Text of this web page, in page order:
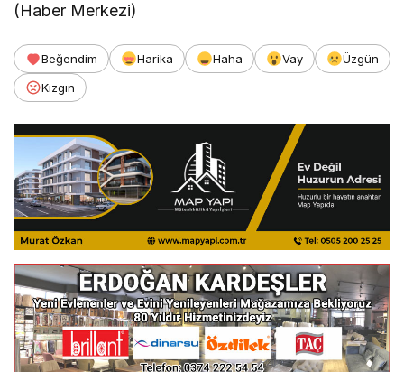
(Haber Merkezi)
Beğendim Harika Haha Vay
Üzgün
Kızgın